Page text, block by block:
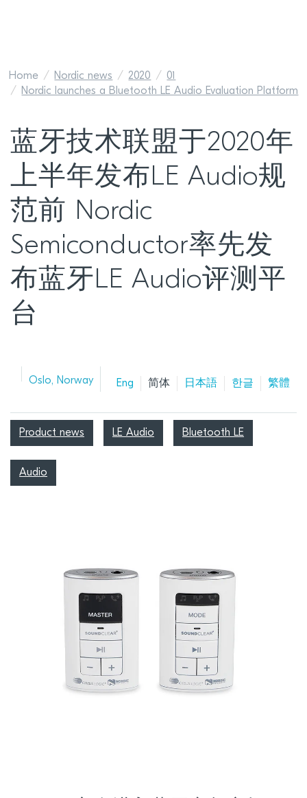
Home Nordic news 2020
01
Nordic launches a Bluetooth LE Audio Evaluation Platform
蓝牙技术联盟于2020年
上半年发布LE Audio规
范前 Nordic
Semiconductor率先发
布蓝牙LE Audio评测平
台
Oslo, Norway Eng 简体 日本語 한글 繁體
Product news LE Audio Bluetooth LE
Audio